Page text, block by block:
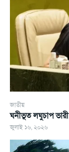
জাতীয়
ঘনীভূত লঘুচাপ
জুলাই ১৬, ২০২৬